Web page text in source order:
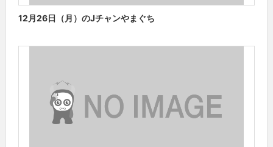
12月26日（月）のJチャンやまぐち